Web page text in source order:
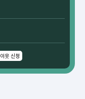
이웃 신청